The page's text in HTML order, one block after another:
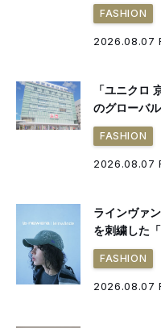
FASHION
2026.08.07
「ユニクロ
のグローバ
FASHION
2026.08.07
ラインヴァ
を刺繍した
FASHION
2026.08.07